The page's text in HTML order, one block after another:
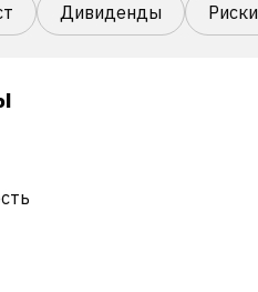
Дивиденды Риски